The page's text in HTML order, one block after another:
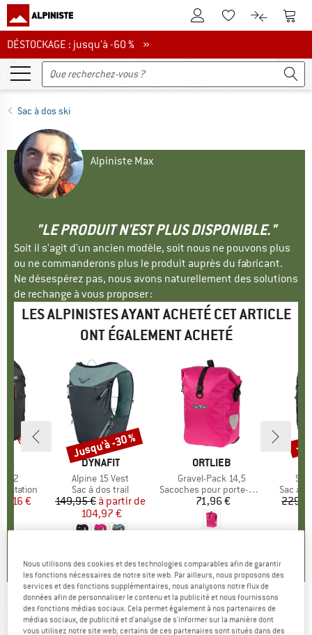
Vers le compte client
Vers la liste
Vers le
DÉSTOCKAGE : jusqu'à -60 %
DÉSTOCKAGE : jusqu'à -60 % »
Sac à dos ski
Alpiniste Max
"LE PRODUIT N'EST PLUS DISPONIBLE."
Soit il s'agit d'un ancien modèle, soit nous ne pouvons plus
ou ne commanderons plus le produit auprès du fabricant.
Ne désespérez pas, nous avons naturellement des solutions
de rechange à vous proposer :
LES ALPINISTES AYANT ACHETÉ CET ARTICLE
ONT ÉGALEMENT ACHETÉ
32
réduit
€
MARQUE
DYNAFIT
Article
Alpine 15 Vest
Product group
Sac à dos trail
Prix
149,95 € Prix réduit
à partir de
104,97 €
Remise
Jusqu'à -30 %
MARQUE
ORTLIEB
Article
Gravel-Pack 14,5
Product group
Sacoches pour porte-bagages
Prix
71,96 €
Sac à
-
MILLET - Pierra Ment 20 - Sac à dos ski
Nous utilisons des cookies et des technologies comparables afin de garantir
les fonctions nécessaires de notre site web. Par ailleurs, nous proposons des
services et des fonctions supplémentaires, nous analysons notre flux de
données afin de personnaliser le contenu et la publicité et nous fournissons
des fonctions médias sociaux. Cela permet également à nos partenaires de
médias sociaux, de publicité et d'analyse de s'informer sur la manière dont
vous utilisez notre site web; certains de ces partenaires sont situés dans des